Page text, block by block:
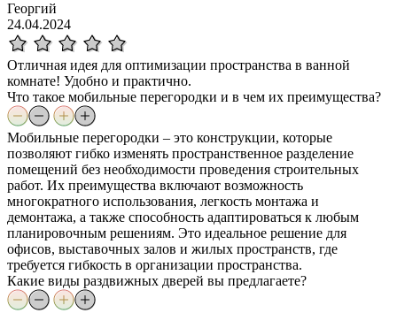
Георгий
24.04.2024
Отличная идея для оптимизации пространства в ванной
комнате! Удобно и практично.
Что такое мобильные перегородки и в чем их преимущества?
Мобильные перегородки – это конструкции, которые
позволяют гибко изменять пространственное разделение
помещений без необходимости проведения строительных
работ. Их преимущества включают возможность
многократного использования, легкость монтажа и
демонтажа, а также способность адаптироваться к любым
планировочным решениям. Это идеальное решение для
офисов, выставочных залов и жилых пространств, где
требуется гибкость в организации пространства.
Какие виды раздвижных дверей вы предлагаете?